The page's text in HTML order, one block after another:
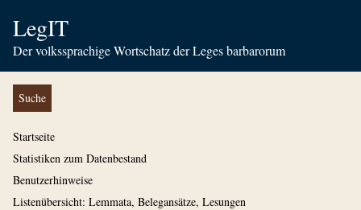
LegIT
Der volkssprachige Wortschatz der Leges barbarorum
Suche
Startseite
Statistiken zum Datenbestand
Benutzerhinweise
Listenübersicht: Lemmata, Belegansätze, Lesungen